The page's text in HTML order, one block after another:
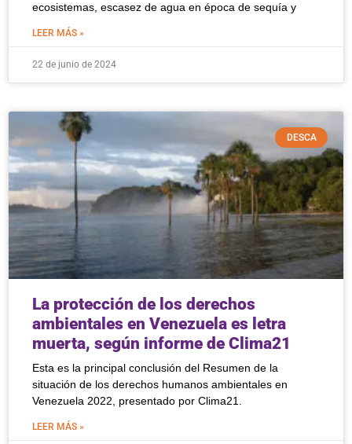
ecosistemas, escasez de agua en época de sequía y
LEER MÁS »
22 de junio de 2024
DESCA
La protección de los derechos
ambientales en Venezuela es letra
muerta, según informe de Clima21
Esta es la principal conclusión del Resumen de la
situación de los derechos humanos ambientales en
Venezuela 2022, presentado por Clima21.
LEER MÁS »